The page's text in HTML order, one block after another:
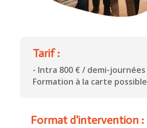
Tarif :
- Intra 800 € / demi-journées
Formation à la carte possible
Format d'intervention :